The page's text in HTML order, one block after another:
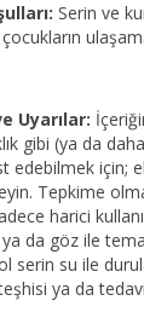
Serin ve
Uyarılar:
gibi (ya da
edebilmek için;
Tepkime
harici
da göz ile
serin su ile
ya da